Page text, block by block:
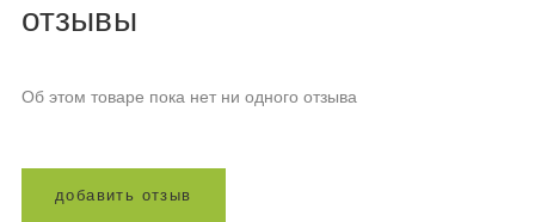
отзывы
Об этом товаре пока нет ни одного отзыва
доба вит ь отз ыв